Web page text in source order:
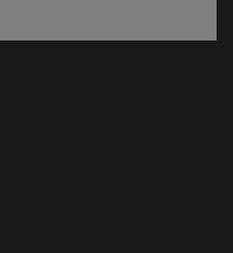
en nueva ventana)
en nueva ventana)